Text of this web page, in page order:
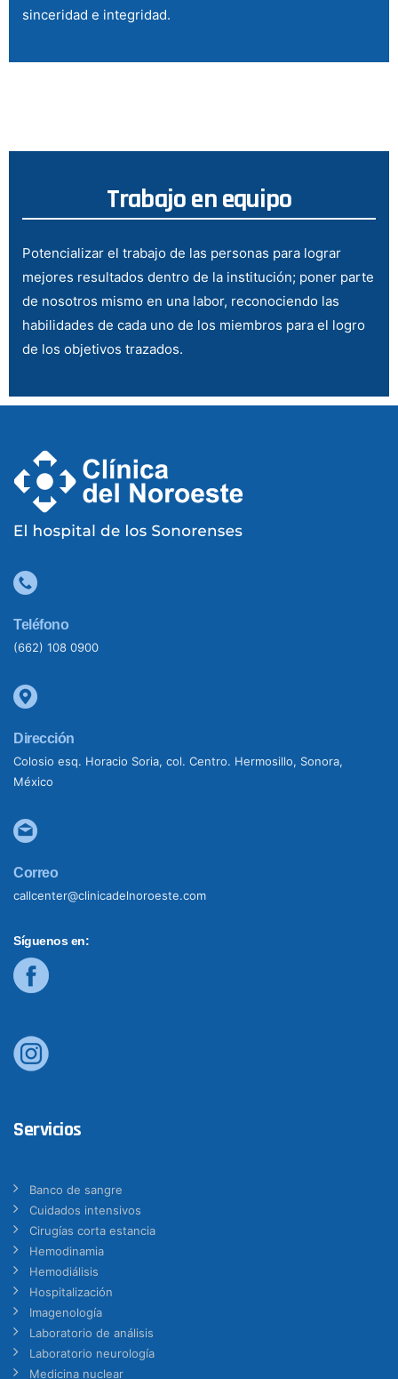
sinceridad e integridad.
Trabajo en equipo
Potencializar el trabajo de las personas para lograr
mejores resultados dentro de la institución; poner parte
de nosotros mismo en una labor, reconociendo las
habilidades de cada uno de los miembros para el logro
de los objetivos trazados.
Teléfono
(662) 108 0900
Dirección
Colosio esq. Horacio Soria, col. Centro. Hermosillo, Sonora,
México
Correo
callcenter@clinicadelnoroeste.com
Síguenos en:
Servicios
Banco de sangre
Cuidados intensivos
Cirugías corta estancia
Hemodinamia
Hemodiálisis
Hospitalización
Imagenología
Laboratorio de análisis
Laboratorio neurología
Medicina nuclear